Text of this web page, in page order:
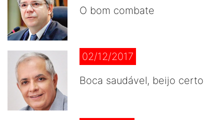
O bom combate
02/12/2017
Boca saudável, beijo certo